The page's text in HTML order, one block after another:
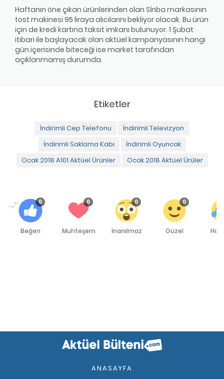
Haftanın öne çıkan ürünlerinden olan Sİnba markasının
tost makinesi 95 liraya alıcılarını bekliyor olacak. Bu ürün
için de kredi kartına taksit imkanı bulunuyor. 1 Şubat
itibari ile başlayacak olan aktüel kampanyasının hangi
gün içerisinde biteceği ise market tarafından
açıklanmamış durumda.
Etiketler
İndirimli Cep Telefonu
İndirimli Televizyon
İndirimli Saklama Kabı
İndirimli Oyuncak
Ocak 2018 A101 Aktüel Ürünler
Ocak 2018 Aktüel Ürüler
0
Beğen
0
Muhteşem
0
İnanılmaz
0
Güzel
ANASAYFA